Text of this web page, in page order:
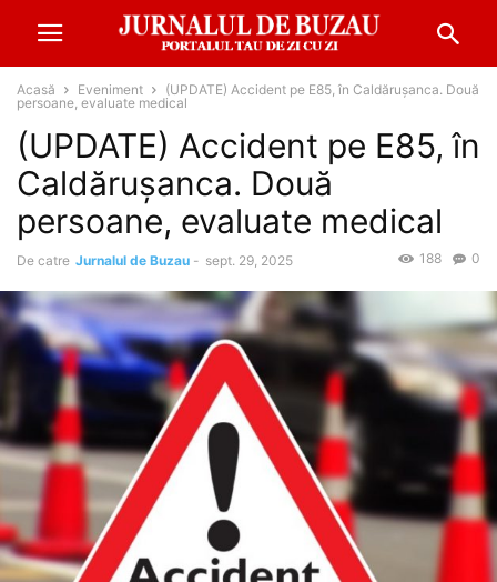
Acasă Eveniment
(UPDATE) Accident pe E85, în Caldărușanca. Două
persoane, evaluate medical
(UPDATE) Accident pe E85, în
Caldărușanca. Două
persoane, evaluate medical
De catre Jurnalul de Buzau - sept. 29, 2025 0
188